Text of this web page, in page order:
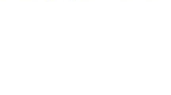
– Avocat – Audit